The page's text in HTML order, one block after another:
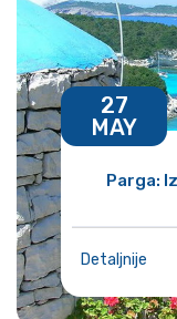
Parga:
Detaljnije
27
MAY